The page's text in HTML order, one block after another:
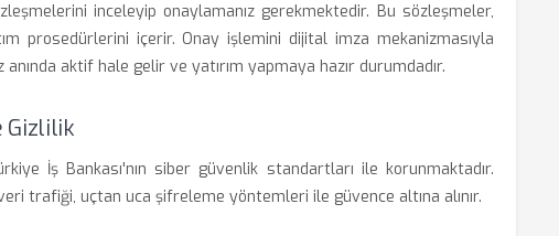
inceleyip onaylamanız gerekmektedir. Bu sözleşmeler,
prosedürlerini içerir. Onay işlemini dijital imza mekanizmasıyla
aktif hale gelir ve yatırım yapmaya hazır durumdadır.
Gizlilik
İş Bankası'nın siber güvenlik standartları ile korunmaktadır.
veri trafiği, uçtan uca şifreleme yöntemleri ile güvence altına alınır.